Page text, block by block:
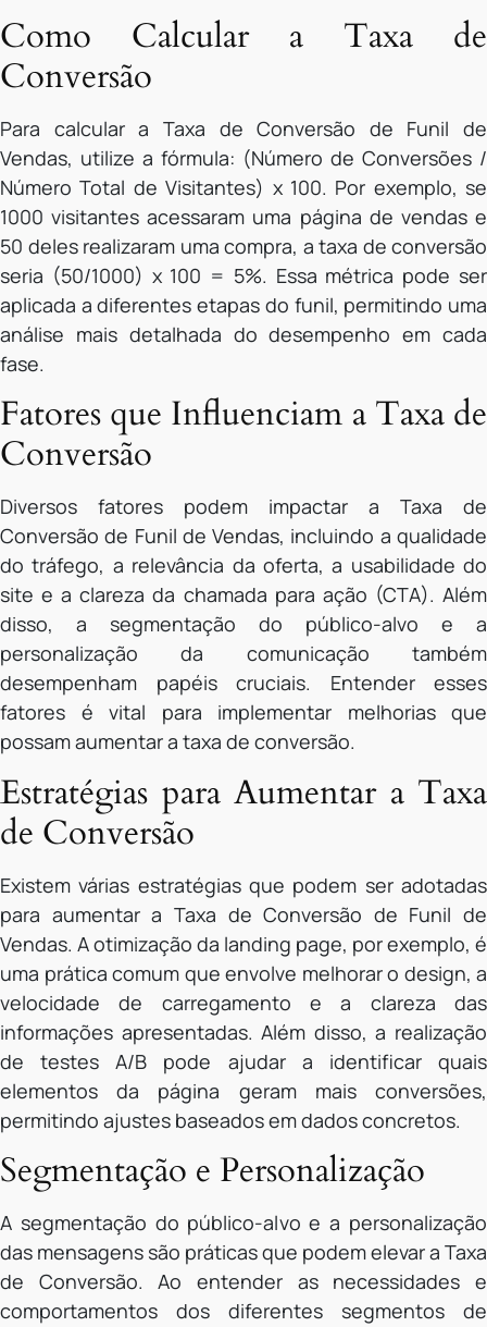
Como Calcular a Taxa de
Conversão
Para calcular a Taxa de Conversão de Funil de
Vendas, utilize a fórmula: (Número de Conversões /
Número Total de Visitantes) x 100. Por exemplo, se
1000 visitantes acessaram uma página de vendas e
50 deles realizaram uma compra, a taxa de conversão
seria (50/1000) x 100 = 5%. Essa métrica pode ser
aplicada a diferentes etapas do funil, permitindo uma
análise mais detalhada do desempenho em cada
fase.
Fatores que Influenciam a Taxa de
Conversão
Diversos fatores podem impactar a Taxa de
Conversão de Funil de Vendas, incluindo a qualidade
do tráfego, a relevância da oferta, a usabilidade do
site e a clareza da chamada para ação (CTA). Além
disso, a segmentação do público-alvo e a
personalização da comunicação também
desempenham papéis cruciais. Entender esses
fatores é vital para implementar melhorias que
possam aumentar a taxa de conversão.
Estratégias para Aumentar a Taxa
de Conversão
Existem várias estratégias que podem ser adotadas
para aumentar a Taxa de Conversão de Funil de
Vendas. A otimização da landing page, por exemplo, é
uma prática comum que envolve melhorar o design, a
velocidade de carregamento e a clareza das
informações apresentadas. Além disso, a realização
de testes A/B pode ajudar a identificar quais
elementos da página geram mais conversões,
permitindo ajustes baseados em dados concretos.
Segmentação e Personalização
A segmentação do público-alvo e a personalização
das mensagens são práticas que podem elevar a Taxa
de Conversão. Ao entender as necessidades e
comportamentos dos diferentes segmentos de